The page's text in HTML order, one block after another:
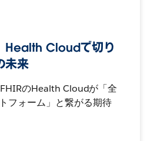
Health Cloudで切り
未来
のHealth Cloudが「全
フォーム」と繋がる期待